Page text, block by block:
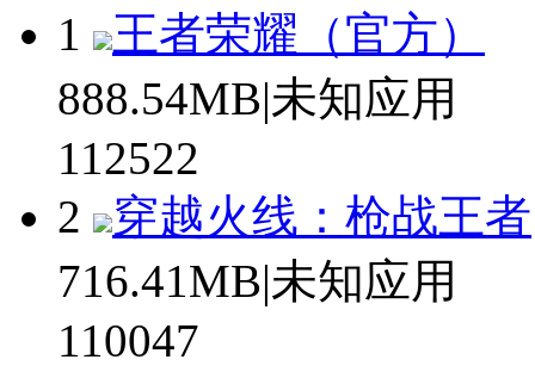
1
王者荣耀（官方）
888.54MB|未知应用
112522
2
穿越火线：枪战王者
716.41MB|未知应用
110047